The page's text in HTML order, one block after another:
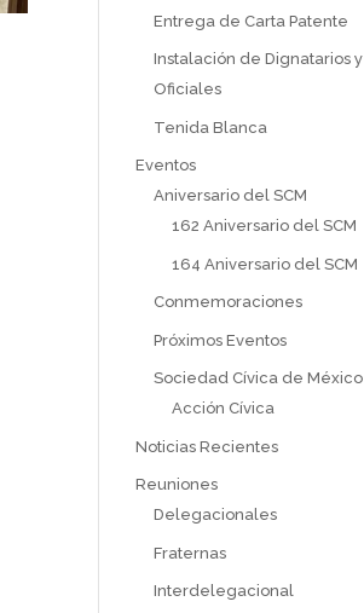
Entrega de Carta Patente
Instalación de Dignatarios y
Oficiales
Tenida Blanca
Eventos
Aniversario del SCM
162 Aniversario del SCM
164 Aniversario del SCM
Conmemoraciones
Próximos Eventos
Sociedad Cívica de México
Acción Cívica
Noticias Recientes
Reuniones
Delegacionales
Fraternas
Interdelegacional